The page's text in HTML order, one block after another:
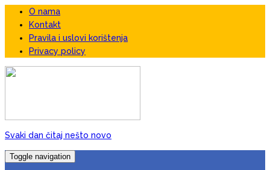
O nama
Kontakt
Pravila i uslovi korištenja
Privacy policy
Svaki dan čitaj nešto novo
Toggle navigation